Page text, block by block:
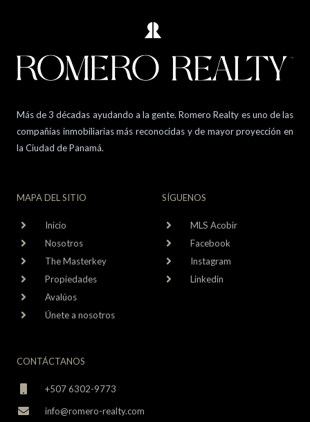
Más de 3 décadas ayudando a la gente. Romero Realty es uno de las
compañías inmobiliarias más reconocidas y de mayor proyección en
la Ciudad de Panamá.
MAPA DEL SITIO
Inicio
Nosotros
The Masterkey
Propiedades
Avalúos
Únete a nosotros
SÍGUENOS
MLS Acobir
Facebook
Instagram
Linkedin
CONTÁCTANOS
+507 6302-9773
info@romero-realty.com